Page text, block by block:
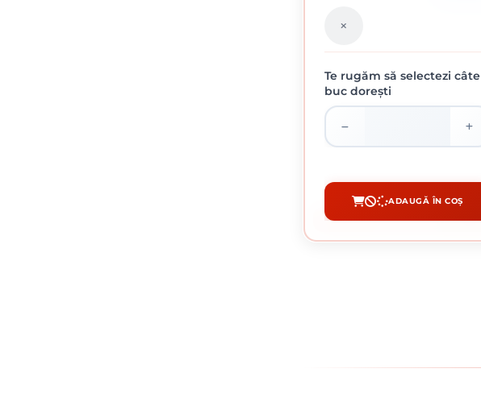
ROLA ABRAZIVA GRANULATIE 100
108.27 lei / buc
CUMPĂRĂ
Te rugăm să selectezi câte
buc dorești
ADAUGĂ ÎN COȘ